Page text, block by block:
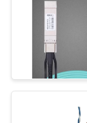
ΠΟΙΟΤΙΚΌΣ
ΈΛΕΓΧΟΣ
ινών